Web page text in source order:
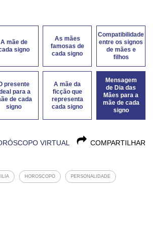
A mãe de
signo
As mães
famosas de
cada signo
Compatibilidade
entre os signos
de mães e
filhos
presente
para a
de cada
signo
A mãe da
ficção que
representa
cada signo
Mensagem
de Dia das
Mães para a
mãe de cada
signo
COMPARTILHAR
VIRTUAL
HOROSCOPO PERSONALIDADE